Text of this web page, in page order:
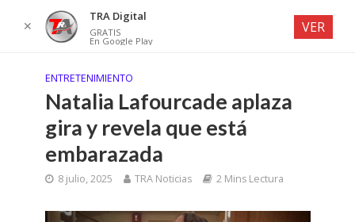
ENTRETENIMIENTO
Natalia Lafourcade aplaza
gira y revela que está
embarazada
8 julio, 2025 TRA Noticias 2 Mins Lectura
✕
TRA Digital
GRATIS
En Google Play
VER